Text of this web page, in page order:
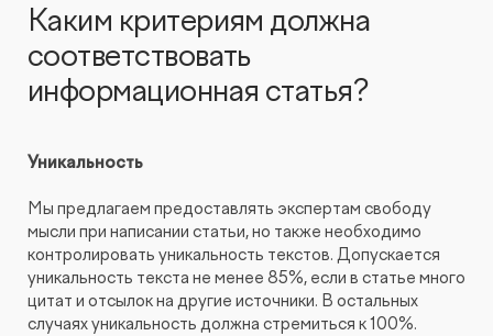
Каким критериям должна
соответствовать
информационная статья?
Уникальность
Мы предлагаем предоставлять экспертам свободу
мысли при написании статьи, но также необходимо
контролировать уникальность текстов. Допускается
уникальность текста не менее 85%, если в статье много
цитат и отсылок на другие источники. В остальных
случаях уникальность должна стремиться к 100%.